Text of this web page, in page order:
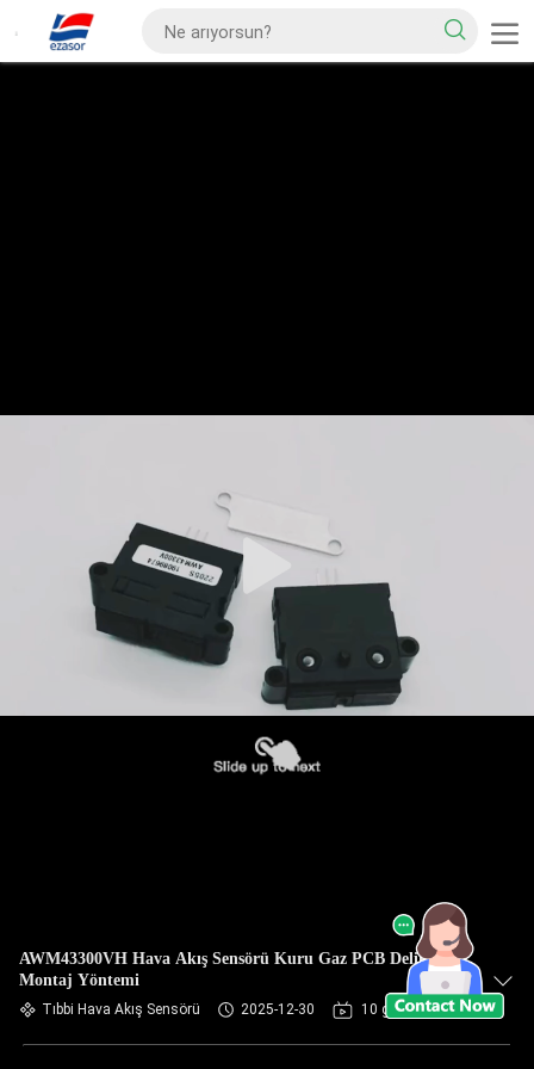
AWM43300VH Hava Akış Sensörü Kuru Gaz PCB Delikten
Montaj Yöntemi
Tıbbi Hava Akış Sensörü 2025-12-30 10 görüşler